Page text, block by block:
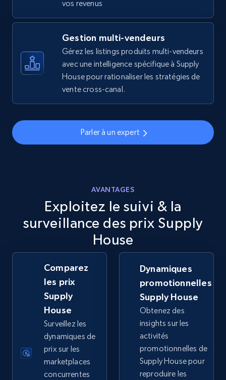
Specifications, Image urls, Top reviews, and
5.6K+ 875+ Commencer
875+
URL, Title, Available, Description, Currency, Initial
price, Final price, Discount percent, and more.
5.4K+ Commencer
TikTok Shop - category
URL, Title, Available, Description, Currency, Initial
price, Final price, Discount percent, and more.
vos revenus
Gestion multi-vendeurs
Gérez les listings produits multi-vendeurs
avec une intelligence spécifique à Supply
House pour rationaliser les stratégies de
vente cross-canal.
Parler à un expert
AVANTAGES
Exploitez le suivi & la
surveillance des prix Supply
House
Comparez
les prix
Supply
House
Surveillez les
dynamiques de
prix sur les
marketplaces
concurrentes
Dynamiques
promotionnelles
Supply House
Obtenez des
insights sur les
activités
promotionnelles de
Supply House pour
reproduire les